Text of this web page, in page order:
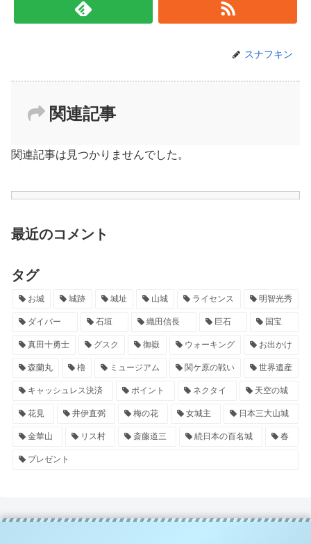
スナフキン
関連記事
関連記事は見つかりませんでした。
最近のコメント
タグ
お城 城跡 城址 山城 ライセンス 明智光秀
ダイバー 石垣 織田信長 巨石 国宝
真田十勇士 グスク 御嶽 ウォーキング お出かけ
森蘭丸 櫓 ミュージアム 関ケ原の戦い 世界遺産
キャッシュレス決済 ポイント ネクタイ 天空の城
花見 井伊直弼 梅の花 女城主 日本三大山城
金華山 リス村 斎藤道三 続日本の百名城 春
プレゼント